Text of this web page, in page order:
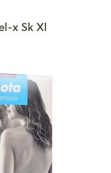
x Sk Xl